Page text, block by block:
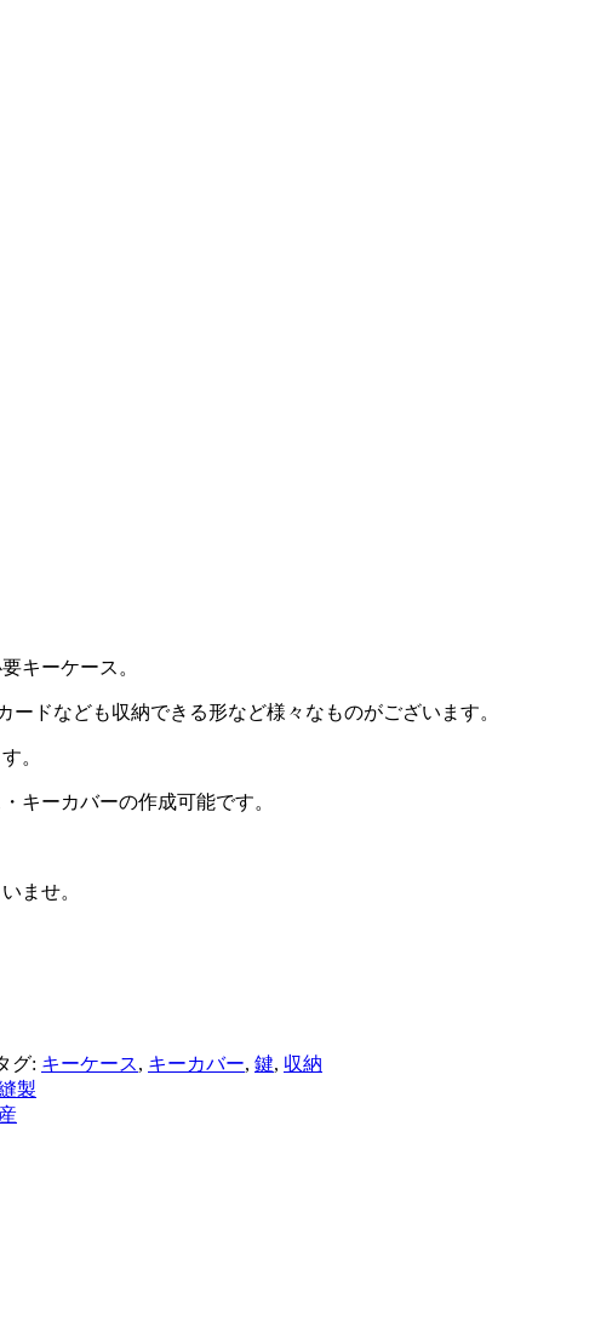
キーケース。
ドなども収納できる形など様々なものがございます。
。
キーカバーの作成可能です。
ませ。
グ: キーケース, キーカバー, 鍵, 収納
製